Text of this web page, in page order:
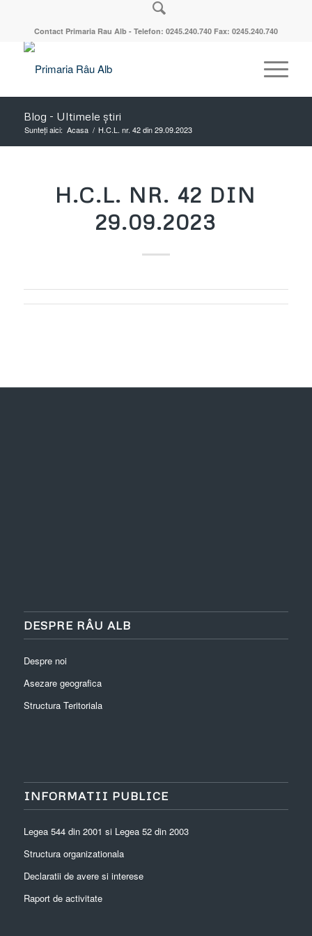
Contact Primaria Rau Alb - Telefon: 0245.240.740 Fax: 0245.240.740
Blog - Ultimele știri
Sunteți aici: Acasa / H.C.L. nr. 42 din 29.09.2023
H.C.L. NR. 42 DIN
29.09.2023
DESPRE RÂU ALB
Despre noi
Asezare geografica
Structura Teritoriala
INFORMATII PUBLICE
Legea 544 din 2001 si Legea 52 din 2003
Structura organizationala
Declaratii de avere si interese
Raport de activitate